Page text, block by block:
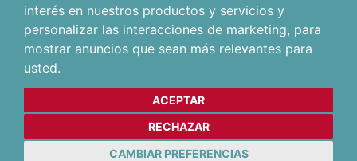
interés en nuestros productos y servicios y
personalizar las interacciones de marketing, para
mostrar anuncios que sean más relevantes para
usted.
ACEPTAR
RECHAZAR
CAMBIAR PREFERENCIAS